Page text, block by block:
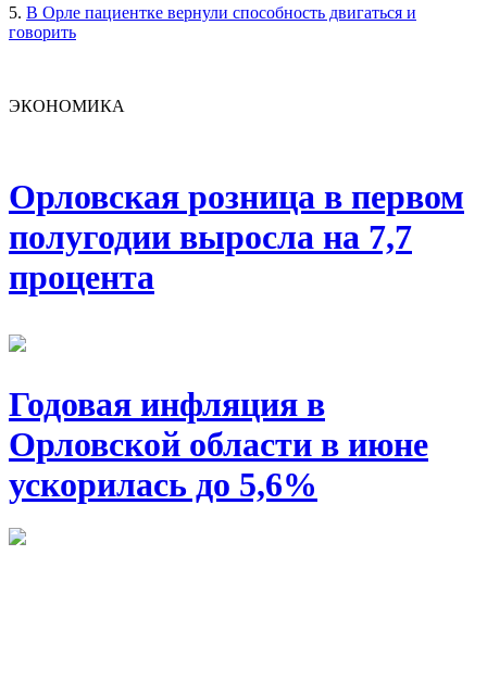
5. В Орле пациентке вернули способность двигаться и
говорить
ЭКОНОМИКА
Орловская розница в первом
полугодии выросла на 7,7
процента
Годовая инфляция в
Орловской области в июне
ускорилась до 5,6%